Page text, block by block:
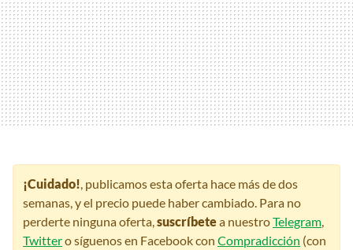
¡Cuidado! , publicamos esta oferta hace más de dos
semanas, y el precio puede haber cambiado. Para no
perderte ninguna oferta, suscríbetea nuestroTelegram
Twittero síguenos en Facebook con Compradicción (con